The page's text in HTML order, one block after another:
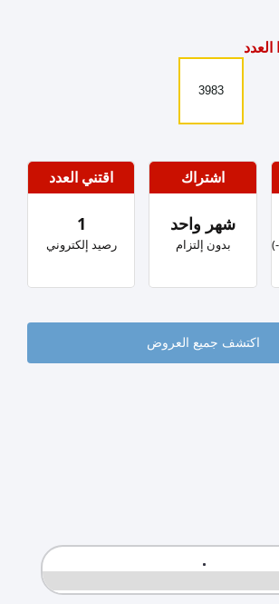
3983
اشتراك
شهر واحد
بدون إلتزام
اقتني العدد
1
رصيد إلكتروني
اكتشف جميع العروض